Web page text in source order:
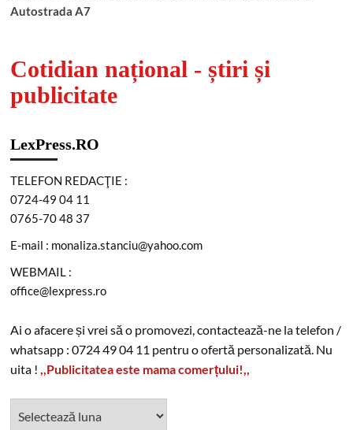
Autostrada A7
Cotidian național - știri și
publicitate
LexPress.RO
TELEFON REDACŢIE :
0724-49 04 11
0765-70 48 37
E-mail : monaliza.stanciu@yahoo.com
WEBMAIL :
office@lexpress.ro
Ai o afacere și vrei să o promovezi, contactează-ne la telefon /
whatsapp : 0724 49 04 11 pentru o ofertă personalizată. Nu
uita ! ,,Publicitatea este mama comerțului!,,